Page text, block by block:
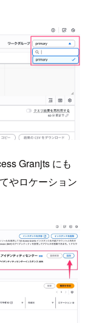
Granjts にも
やロケーション